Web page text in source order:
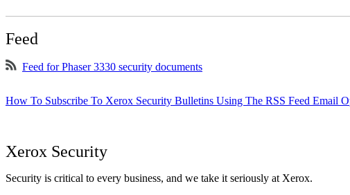
Feed
Feed for Phaser 3330 security documents
How To Subscribe To Xerox Security Bulletins Using The RSS Feed Email
Xerox Security
Security is critical to every business, and we take it seriously at Xerox.